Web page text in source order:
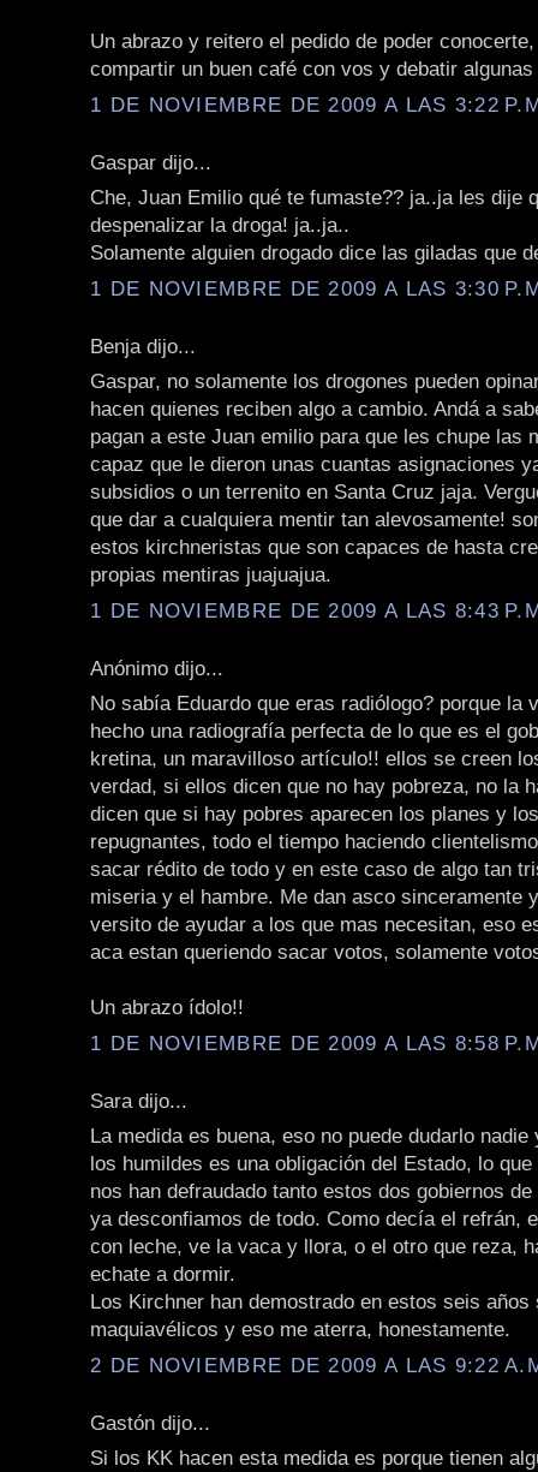
Un abrazo y reitero el pedido de poder
compartir un buen café con vos y debatir
1 DE NOVIEMBRE DE 2009 A LAS 3:22
Gaspar dijo...
Che, Juan Emilio qué te fumaste?? ja..ja les dije
despenalizar la droga! ja..ja..
Solamente alguien drogado dice las giladas que
1 DE NOVIEMBRE DE 2009 A LAS 3:30
Benja dijo...
Gaspar, no solamente los drogones pueden
hacen quienes reciben algo a cambio. Andá a
pagan a este Juan emilio para que les chupe las
capaz que le dieron unas cuantas asignaciones
subsidios o un terrenito en Santa Cruz jaja.
que dar a cualquiera mentir tan alevosamente!
estos kirchneristas que son capaces de hasta
propias mentiras juajuajua.
1 DE NOVIEMBRE DE 2009 A LAS 8:43
Anónimo dijo...
No sabía Eduardo que eras radiólogo? porque la
hecho una radiografía perfecta de lo que es el
kretina, un maravilloso artículo!! ellos se creen
verdad, si ellos dicen que no hay pobreza, no la
dicen que si hay pobres aparecen los planes y
repugnantes, todo el tiempo haciendo
sacar rédito de todo y en este caso de algo tan
miseria y el hambre. Me dan asco sinceramente
versito de ayudar a los que mas necesitan, eso
aca estan queriendo sacar votos, solamente
Un abrazo ídolo!!
1 DE NOVIEMBRE DE 2009 A LAS 8:58
Sara dijo...
La medida es buena, eso no puede dudarlo nadie
los humildes es una obligación del Estado, lo
nos han defraudado tanto estos dos gobiernos
ya desconfiamos de todo. Como decía el refrán,
con leche, ve la vaca y llora, o el otro que reza,
echate a dormir.
Los Kirchner han demostrado en estos seis años
maquiavélicos y eso me aterra, honestamente.
2 DE NOVIEMBRE DE 2009 A LAS 9:22
Gastón dijo...
Si los KK hacen esta medida es porque tienen